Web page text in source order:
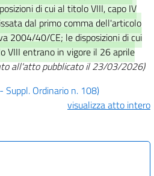
di cui al titolo VIII, capo IV
dal primo comma dell'articolo
2004/40/CE; le disposizioni di cui
VIII entrano in vigore il 26 aprile
all'atto pubblicato il 23/03/2026)
Ordinario n. 108)
visualizza atto intero